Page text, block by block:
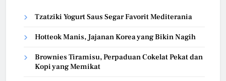
Tzatziki Yogurt Saus Segar Favorit Mediterania
Hotteok Manis, Jajanan Korea yang Bikin Nagih
Brownies Tiramisu, Perpaduan Cokelat Pekat dan
Kopi yang Memikat